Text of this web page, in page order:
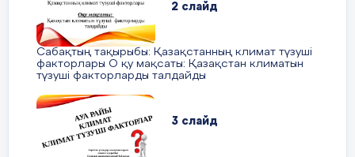
2 слайд
Сабақтың тақырыбы: Қазақстанның климат түзуші
факторлары О қу мақсаты: Қазақстан климатын
түзуші факторларды талдайды
3 слайд